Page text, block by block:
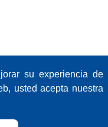
su experiencia de
usted acepta nuestra